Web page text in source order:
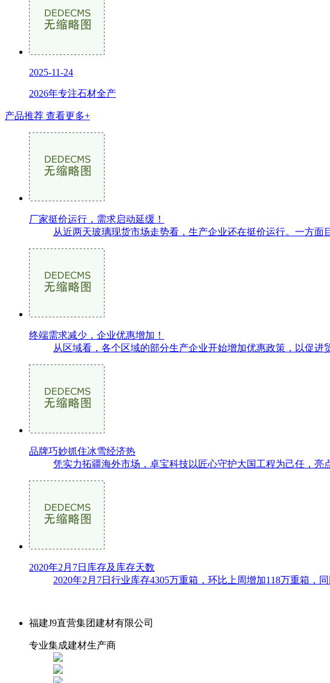
2025-11-24
2026年专注石材全产
产品推荐 查看更多+
厂家挺价运行，需求启动延缓！
从近两天玻璃现货市场走势看，生产企业还在挺价运行。一方
终端需求减少，企业优惠增加！
从区域看，各个区域的部分生产企业开始增加优惠政策，以促
品牌巧妙抓住冰雪经济热
凭实力拓疆海外市场，卓宝科技以匠心守护大国工程为己任，
2020年2月7日库存及库存天数
2020年2月7日行业库存4305万重箱，环比上周增加118万重箱，
福建J9直营集团建材有限公司
专业集成建材生产商